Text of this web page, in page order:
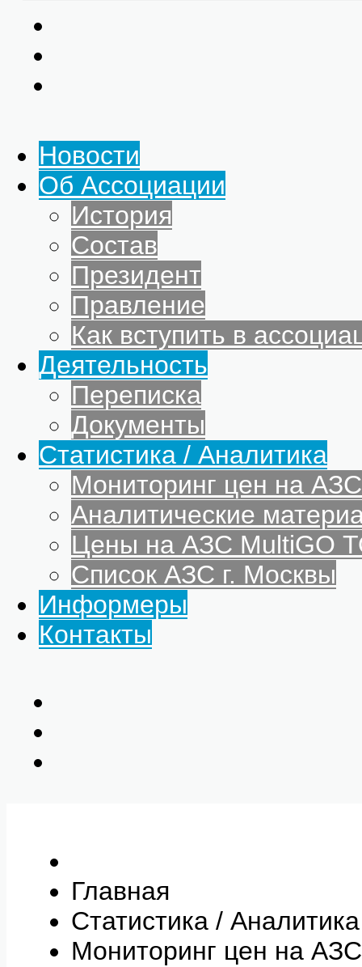
Новости
Об Ассоциации
История
Состав
Президент
Правление
Как вступить в
Деятельность
Переписка
Документы
Статистика / Аналитика
Мониторинг цен на
Аналитические
Цены на АЗС MultiGO
Список АЗС г. Москвы
Информеры
Контакты
Главная
Статистика / Аналитика
Мониторинг цен на